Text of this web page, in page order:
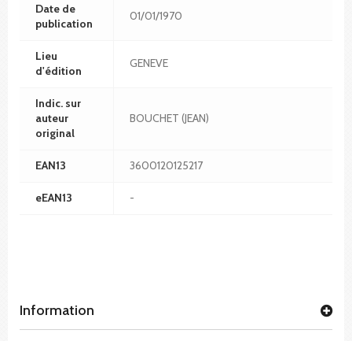
Date de
publication
01/01/1970
Lieu
d'édition
GENEVE
Indic. sur
auteur
original
BOUCHET (JEAN)
EAN13 3600120125217
eEAN13 -
Information